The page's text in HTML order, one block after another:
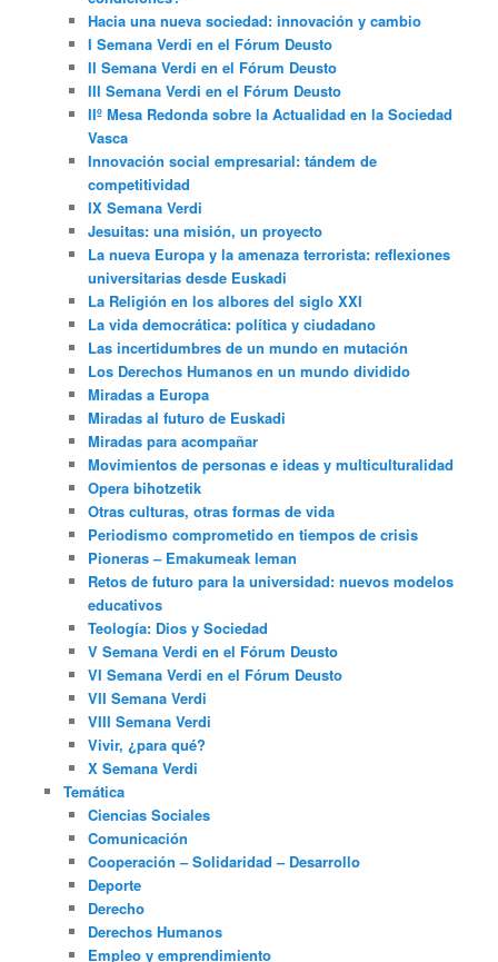
Hacia una nueva sociedad: innovación y cambio
I Semana Verdi en el Fórum Deusto
II Semana Verdi en el Fórum Deusto
III Semana Verdi en el Fórum Deusto
IIº Mesa Redonda sobre la Actualidad en la Sociedad
Vasca
Innovación social empresarial: tándem de
competitividad
IX Semana Verdi
Jesuitas: una misión, un proyecto
La nueva Europa y la amenaza terrorista: reflexiones
universitarias desde Euskadi
La Religión en los albores del siglo XXI
La vida democrática: política y ciudadano
Las incertidumbres de un mundo en mutación
Los Derechos Humanos en un mundo dividido
Miradas a Europa
Miradas al futuro de Euskadi
Miradas para acompañar
Movimientos de personas e ideas y multiculturalidad
Opera bihotzetik
Otras culturas, otras formas de vida
Periodismo comprometido en tiempos de crisis
Pioneras – Emakumeak leman
Retos de futuro para la universidad: nuevos modelos
educativos
Teología: Dios y Sociedad
V Semana Verdi en el Fórum Deusto
VI Semana Verdi en el Fórum Deusto
VII Semana Verdi
VIII Semana Verdi
Vivir, ¿para qué?
X Semana Verdi
Temática
Ciencias Sociales
Comunicación
Cooperación – Solidaridad – Desarrollo
Deporte
Derecho
Derechos Humanos
Empleo y emprendimiento